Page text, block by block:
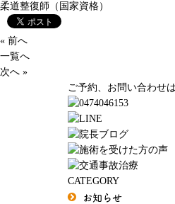
柔道整復師（国家資格）
« 前へ
一覧へ
次へ »
ご予約、お問い合わせ
CATEGORY
お知らせ